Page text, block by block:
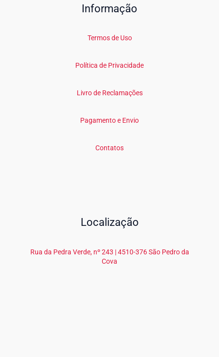
Informação
Termos de Uso
Política de Privacidade
Livro de Reclamações
Pagamento e Envio
Contatos
Localização
Rua da Pedra Verde, nº 243 | 4510-376 São Pedro da
Cova